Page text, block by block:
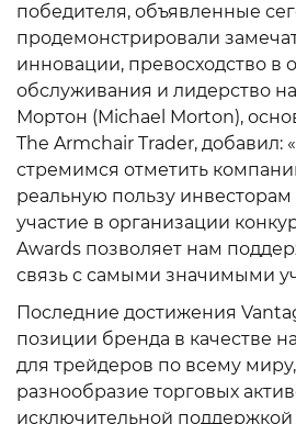
победителя, объявленные
продемонстрировали
инновации, превосходство в
обслуживания и лидерство
Мортон (Michael Morton),
The Armchair Trader, добавил:
стремимся отметить
реальную пользу
участие в организации
Awards позволяет нам
связь с самыми значимыми
Последние достижения
позиции бренда в качестве
для трейдеров по всему
разнообразие торговых
исключительной поддержкой